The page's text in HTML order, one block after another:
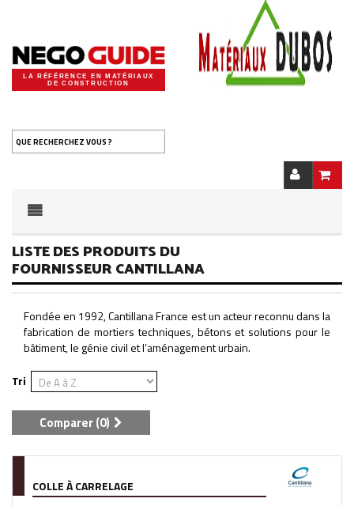
LA RÉFÉRENCE EN MATÉRIAUX
DE CONSTRUCTION
QUE RECHERCHEZ VOUS ?
LISTE DES PRODUITS DU
FOURNISSEUR CANTILLANA
Fondée en 1992, Cantillana France est un acteur reconnu dans la
fabrication de mortiers techniques, bétons et solutions pour le
bâtiment, le génie civil et l’aménagement urbain.
Tri
Comparer (0)
COLLE À CARRELAGE